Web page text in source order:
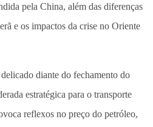
pela China, além das diferenças
e os impactos da crise no Oriente
diante do fechamento do
estratégica para o transporte
reflexos no preço do petróleo,